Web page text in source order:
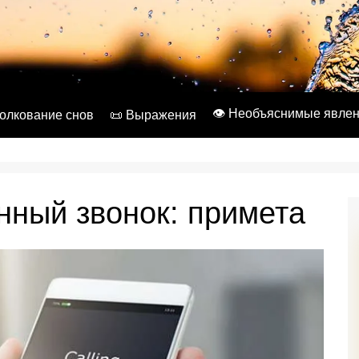
снов 📜 Выражения 👁️ Необъяснимые
звонок: примета